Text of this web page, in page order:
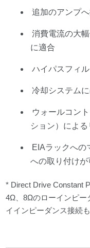
追加のアンプ
消費電流の大
に適合
ハイパスフィ
冷却システム
ウォールコン
ション）によ
EIAラックへの
への取り付け
* Direct Drive Constant
4Ω、8Ωのローインピー
イインピーダンス接続